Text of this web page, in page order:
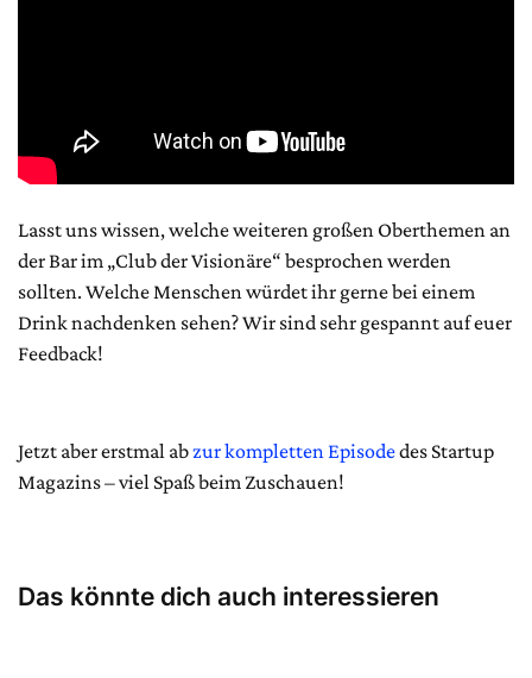
Lasst uns wissen, welche weiteren großen Oberthemen an
der Bar im „Club der Visionäre“ besprochen werden
sollten. Welche Menschen würdet ihr gerne bei einem
Drink nachdenken sehen? Wir sind sehr gespannt auf euer
Feedback!
Jetzt aber erstmal abzur kompletten Episodedes Startup
Magazins – viel Spaß beim Zuschauen!
Das könnte dich auch interessieren